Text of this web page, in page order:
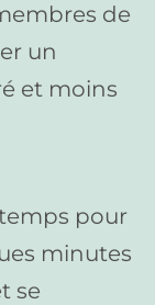
de
un
et moins
pour
minutes
se